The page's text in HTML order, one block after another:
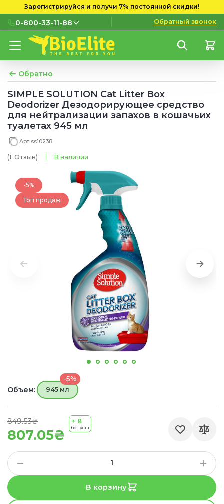
Зарегистрируйся и получи 7% постоянной скидки!
0-800-33-11-88
0-800-33-11-88
мобильных номеров
(097) 133 11 88
(095) 133 11 88
(073) 133 11 88
Обратный звонок
Обратно
SIMPLE SOLUTION Cat Litter Box
Deodorizer Дезодорирующее средство
для нейтрализации запахов в кошачьих
туалетах 945 мл
Арт ss10238
(1 Отзыв) В наличии
-5%
Топ продаж
807.05₴
849.53₴ + 8
бонусів
Объем:
-5%
945 мл
В корзину